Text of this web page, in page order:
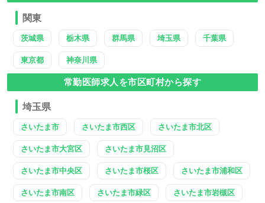
関東
茨城県 栃木県 群馬県 埼玉県 千葉県
東京都 神奈川県
常勤医師求人を市区町村から探す
埼玉県
さいたま市 さいたま市西区 さいたま市北区
さいたま市大宮区 さいたま市見沼区
さいたま市中央区 さいたま市桜区 さいたま市浦和区
さいたま市南区 さいたま市緑区 さいたま市岩槻区